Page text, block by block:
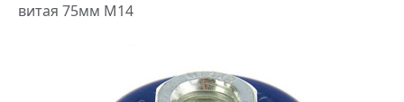
витая 75мм М14